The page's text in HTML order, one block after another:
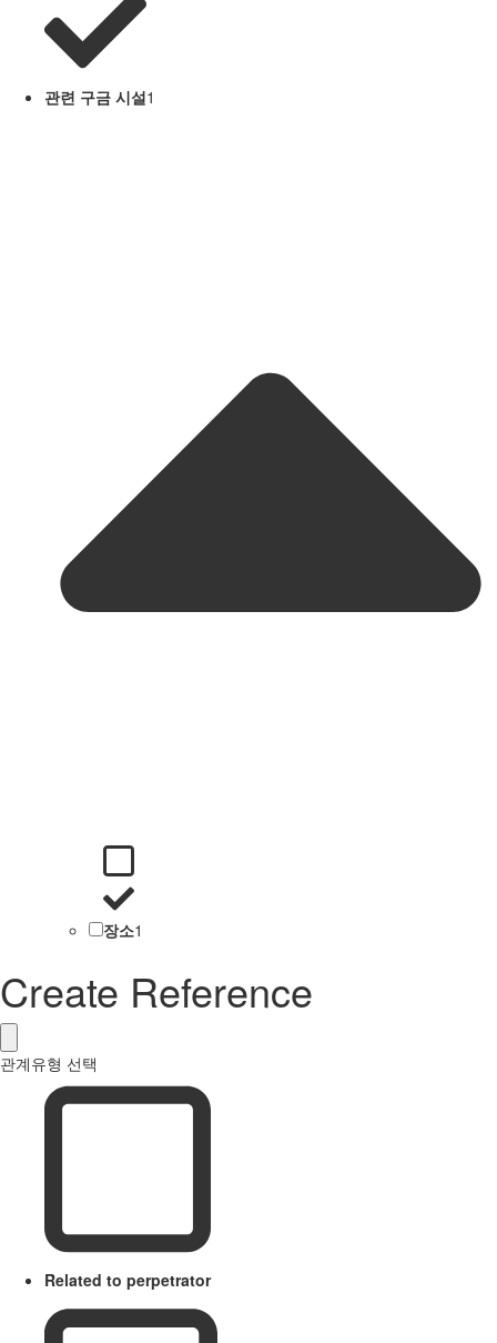
관련 구금 시설1
장소1
Create Reference
관계유형 선택
Related to perpetrator